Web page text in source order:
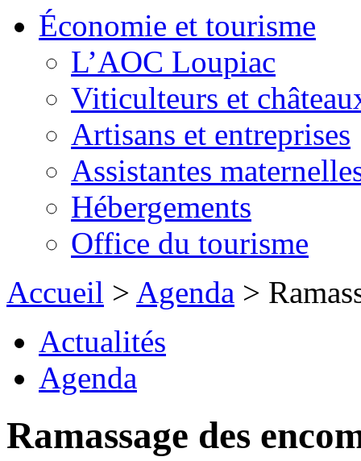
Économie et tourisme
L’AOC Loupiac
Viticulteurs et
Artisans et entreprises
Assistantes
Hébergements
Office du tourisme
Accueil > Agenda >
Actualités
Agenda
Ramassage des